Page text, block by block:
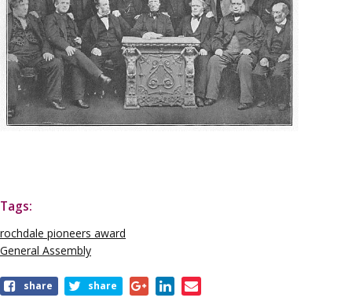
Tags:
rochdale pioneers award
General Assembly
share share